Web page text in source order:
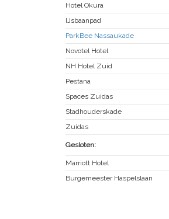
Hotel Okura
IJsbaanpad
ParkBee Nassaukade
Novotel Hotel
NH Hotel Zuid
Pestana
Spaces Zuidas
Stadhouderskade
Zuidas
Gesloten:
Marriott Hotel
Burgemeester Haspelslaan